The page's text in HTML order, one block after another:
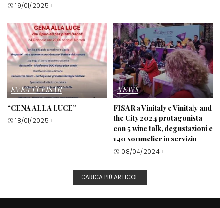
19/01/2025
EVENTI FISAR
“CENA ALLA LUCE”
18/01/2025
NEWS
FISAR a Vinitaly e Vinitaly and
the City 2024 protagonista
con 5 wine talk, degustazioni e
140 sommelier in servizio
08/04/2024
CARICA PIÙ ARTICOLI